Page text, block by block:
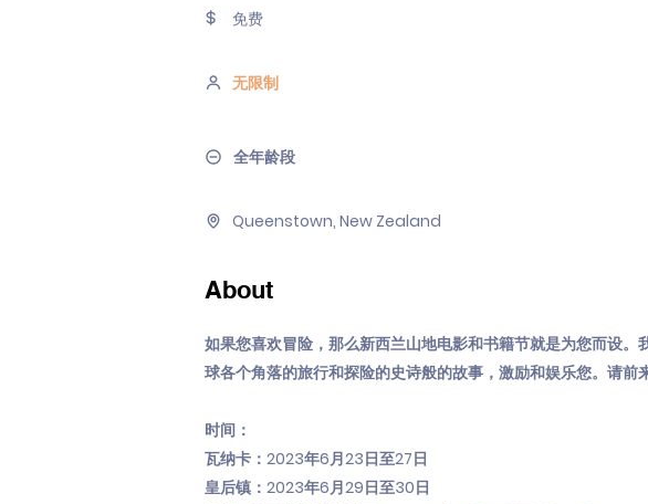
免费
无限制
全年龄段
Queenstown, New Zealand
About
如果您喜欢冒险，那么新西兰山地电影和书籍节就是为您而设
球各个角落的旅行和探险的史诗般的故事，激励和娱乐您。请前
时间：
瓦纳卡：2023年6月23日至27日
皇后镇：2023年6月29日至30日